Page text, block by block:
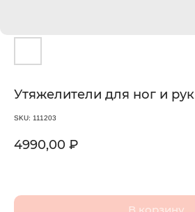
Утяжелители для ног и рук
SKU: 111203
4990,00 ₽
В корзину